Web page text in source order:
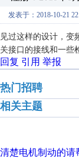
发表于：2018-10-21
见过这样的设计，变
关接口的接线和一些
回复 引用 举报
热门招聘
相关主题
清楚电机制动的请